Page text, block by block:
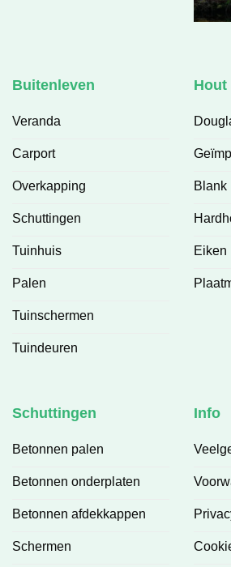
Buitenleven
Veranda
Carport
Overkapping
Schuttingen
Tuinhuis
Palen
Tuinschermen
Tuindeuren
Hout
Blank
Eiken
Schuttingen
Betonnen palen
Betonnen onderplaten
Betonnen afdekkappen
Schermen
Info